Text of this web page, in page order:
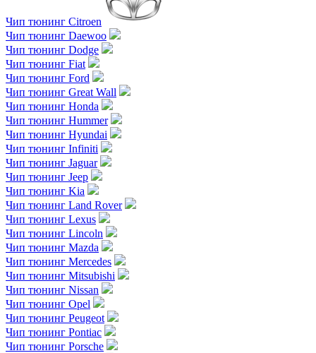
Чип тюнинг Citroen
Чип тюнинг Daewoo
Чип тюнинг Dodge
Чип тюнинг Fiat
Чип тюнинг Ford
Чип тюнинг Great Wall
Чип тюнинг Honda
Чип тюнинг Hummer
Чип тюнинг Hyundai
Чип тюнинг Infiniti
Чип тюнинг Jaguar
Чип тюнинг Jeep
Чип тюнинг Kia
Чип тюнинг Land Rover
Чип тюнинг Lexus
Чип тюнинг Lincoln
Чип тюнинг Mazda
Чип тюнинг Mercedes
Чип тюнинг Mitsubishi
Чип тюнинг Nissan
Чип тюнинг Opel
Чип тюнинг Peugeot
Чип тюнинг Pontiac
Чип тюнинг Porsche